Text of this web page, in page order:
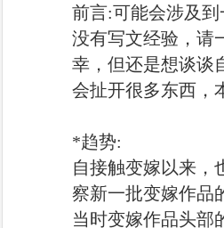
前言:可能会涉及
没有写文经验，请
幸，但还是想谈谈
会扯开很多东西，
*趋势:
自接触变嫁以来，
察新一批变嫁作品
当时变嫁作品头部